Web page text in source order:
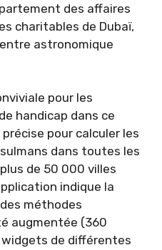
des affaires
charitables de Dubaï,
astronomique
pour les
handicap dans ce
pour calculer les
dans toutes les
de 50 000 villes
indique la
méthodes
augmentée (360
de différentes